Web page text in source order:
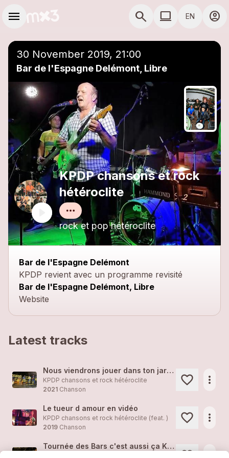
menu search COMPUTER USE
computer EN account_circle
30 November 2019, 21:00
Bar de l'Espagne Delémont, Libre
KPDP chansons et rock
hétéroclite
rock et pop hétéroclite
Bar de l'Espagne Delémont
KPDP revient avec un programme revisité
Bar de l'Espagne Delémont, Libre
Website
Latest tracks
Nous viendrons jouer dans ton jardin !
KPDP chansons et rock hétéroclite
2021 Chanson
more_horiz
Le tueur d amour en vidéo
KPDP chansons et rock hétéroclite (feat. )
2019 Chanson
more_horiz
Tournée des Bars c'est aussi ça KPDP
Add to a playlist close